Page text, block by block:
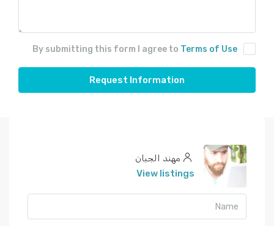
By submitting this form I agree to Terms of Use
Request Information
مهند الجبان
View listings